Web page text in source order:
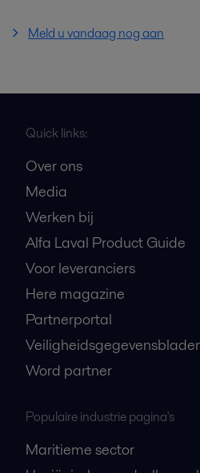
Meld u vandaag nog aan
Quick links:
Over ons
Media
Werken bij
Alfa Laval Product Guide
Voor leveranciers
Here magazine
Partnerportal
Word partner
Populaire industrie pagina's
Maritieme sector